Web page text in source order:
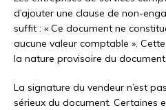
d’ajouter une clause de non-
suffit : « Ce document ne
aucune valeur comptable ».
la nature provisoire du document.
La signature du vendeur n’est
sérieux du document. Certaines